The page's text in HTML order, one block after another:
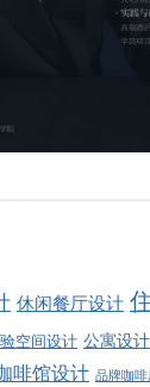
休闲餐厅设计
空间设计 公寓设计
啡馆设计 品牌咖